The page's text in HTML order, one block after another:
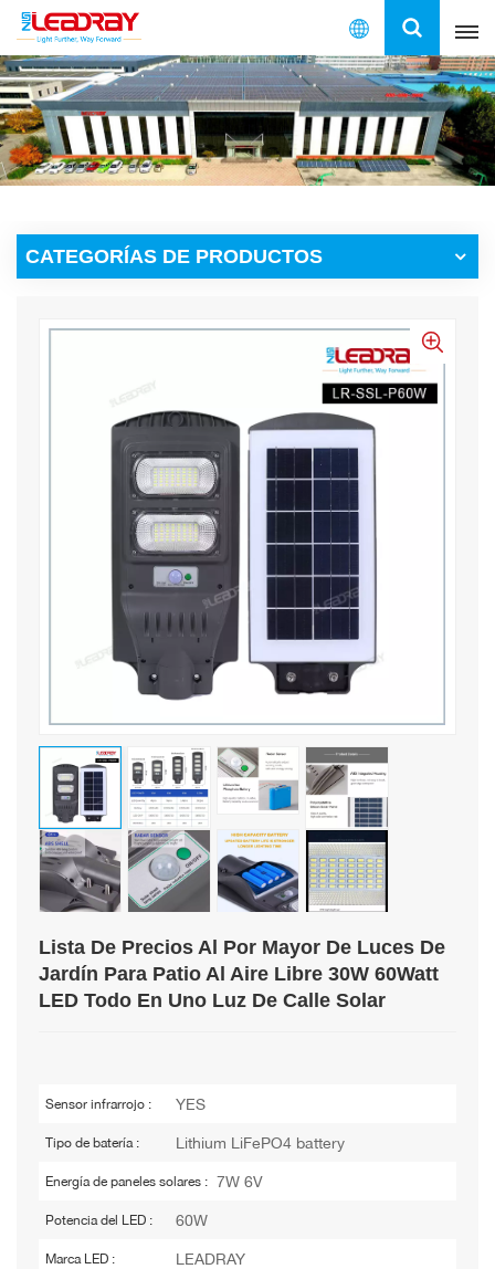
Español
English
français
español
CATEGORÍAS DE PRODUCTOS
Lista De Precios Al Por Mayor De Luces De
Jardín Para Patio Al Aire Libre 30W 60Watt
LED Todo En Uno Luz De Calle Solar
Sensor infrarrojo : YES
Tipo de batería : Lithium LiFePO4 battery
Energía de paneles solares : 7W 6V
Potencia del LED : 60W
Marca LED : LEADRAY